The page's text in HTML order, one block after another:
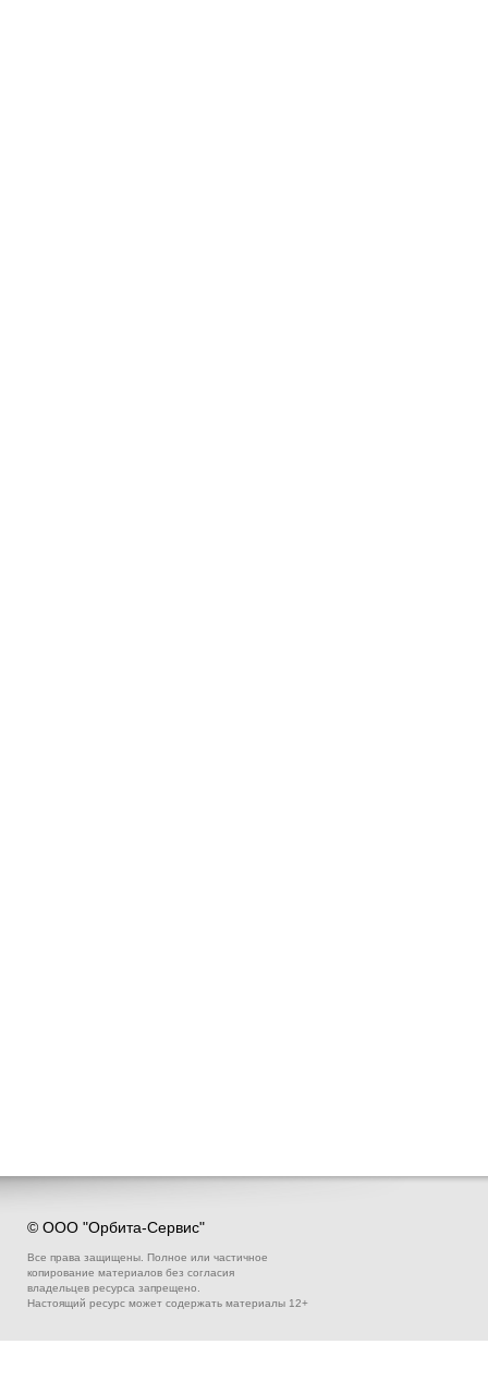
© ООО "Орбита-Сервис"
Все права защищены. Полное или частичное
копирование материалов без согласия
владельцев ресурса запрещено.
Настоящий ресурс может содержать материалы 12+